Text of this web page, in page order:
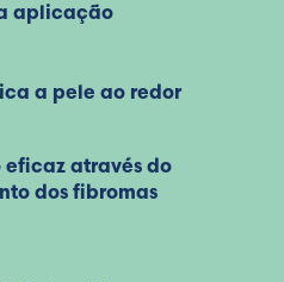
aplicação
a pele ao redor
eficaz através do
dos fibromas